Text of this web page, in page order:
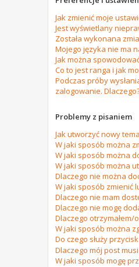
Jak zmienić moje
Jest wyświetlany
Została wykonana
Mojego języka nie ma
Jak można
Co to jest ranga i jak
Podczas próby
zalogowanie.
Problemy z pisaniem
Jak utworzyć nowy
W jaki sposób można
W jaki sposób można
W jaki sposób można
Dlaczego nie można
W jaki sposób zmienić
Dlaczego nie mam
Dlaczego nie mogę
Dlaczego otrzymałem/
W jaki sposób można
Do czego służy przycisk
Dlaczego mój post
W jaki sposób mogę